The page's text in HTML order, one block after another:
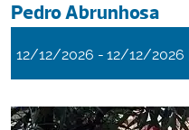
Pedro Abrunhosa
12/12/2026 - 12/12/2026